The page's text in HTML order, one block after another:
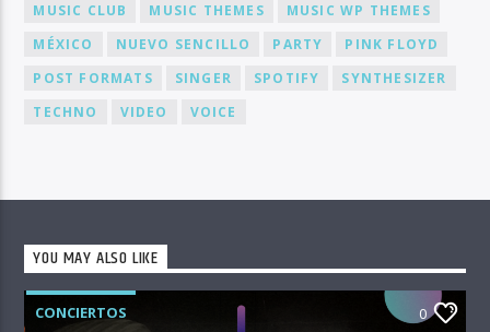
MUSIC CLUB
MUSIC THEMES
MUSIC WP THEMES
MÉXICO
NUEVO SENCILLO PARTY
PINK FLOYD
POST FORMATS
SINGER SPOTIFY
SYNTHESIZER
TECHNO
VIDEO VOICE
YOU MAY ALSO LIKE
CONCIERTOS 0